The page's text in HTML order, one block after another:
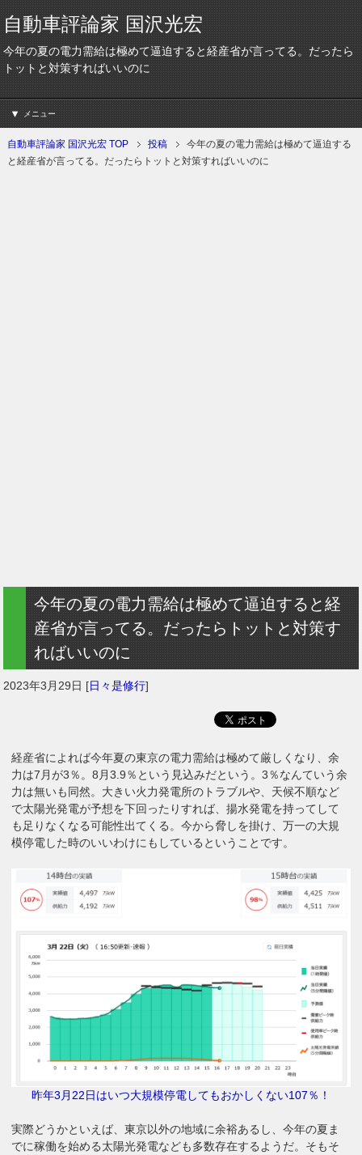
自動車評論家 国沢光宏
今年の夏の電力需給は極めて逼迫すると経産省が言ってる。だったら
トットと対策すればいいのに
メニュー
自動車評論家 国沢光宏 TOP 投稿
今年の夏の電力需給は極めて逼迫する
と経産省が言ってる。だったらトットと対策すればいいのに
今年の夏の電力需給は極めて逼迫すると経
産省が言ってる。だったらトットと対策す
ればいいのに
2023年3月29日 [日々是修行]
経産省によれば今年夏の東京の電力需給は極めて厳しくなり、余
力は7月が3％。8月3.9％という見込みだという。3％なんていう余
力は無いも同然。大きい火力発電所のトラブルや、天候不順など
で太陽光発電が予想を下回ったりすれば、揚水発電を持ってして
も足りなくなる可能性出てくる。今から脅しを掛け、万一の大規
模停電した時のいいわけにもしているということです。
昨年3月22日はいつ大規模停電してもおかしくない107％！
実際どうかといえば、東京以外の地域に余裕あるし、今年の夏ま
でに稼働を始める太陽光発電なども多数存在するようだ。そもそ